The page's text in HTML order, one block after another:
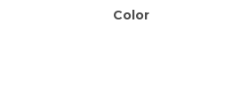
Color